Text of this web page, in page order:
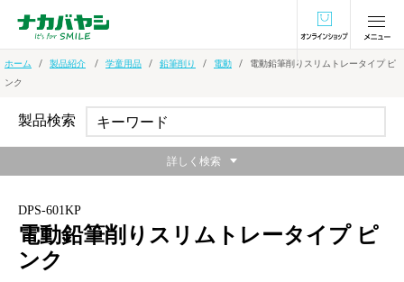
オンラインショ
ホーム 製品紹介 学童用品 鉛筆削り 電動
電動鉛筆削りスリムトレータイプ ピ
ンク
DPS-601KP
電動鉛筆削りスリムトレータイプ ピ
ンク
製品検索
詳しく検索